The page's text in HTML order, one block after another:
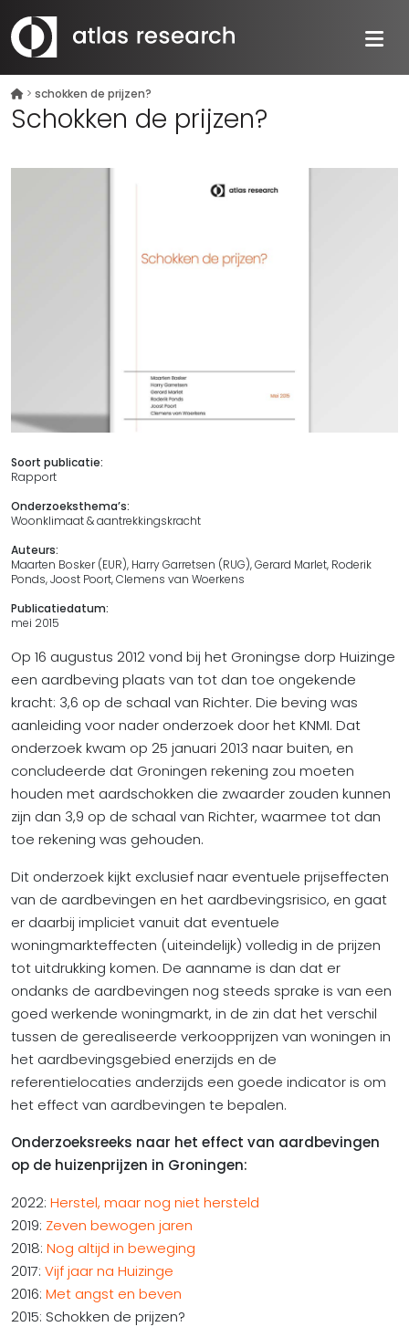
> schokken de prijzen?
Schokken de prijzen?
Soort publicatie:
Rapport
Onderzoeksthema’s:
Woonklimaat & aantrekkingskracht
Auteurs:
Maarten Bosker (EUR), Harry Garretsen (RUG), Gerard Marlet, Roderik
Ponds, Joost Poort, Clemens van Woerkens
Publicatiedatum:
mei 2015
Op 16 augustus 2012 vond bij het Groningse dorp Huizinge
een aardbeving plaats van tot dan toe ongekende
kracht: 3,6 op de schaal van Richter. Die beving was
aanleiding voor nader onderzoek door het KNMI. Dat
onderzoek kwam op 25 januari 2013 naar buiten, en
concludeerde dat Groningen rekening zou moeten
houden met aardschokken die zwaarder zouden kunnen
zijn dan 3,9 op de schaal van Richter, waarmee tot dan
toe rekening was gehouden.
Dit onderzoek kijkt exclusief naar eventuele prijseffecten
van de aardbevingen en het aardbevingsrisico, en gaat
er daarbij impliciet vanuit dat eventuele
woningmarkteffecten (uiteindelijk) volledig in de prijzen
tot uitdrukking komen. De aanname is dan dat er
ondanks de aardbevingen nog steeds sprake is van een
goed werkende woningmarkt, in de zin dat het verschil
tussen de gerealiseerde verkoopprijzen van woningen in
het aardbevingsgebied enerzijds en de
referentielocaties anderzijds een goede indicator is om
het effect van aardbevingen te bepalen.
Onderzoeksreeks naar het effect van aardbevingen
op de huizenprijzen in Groningen:
2022: Herstel, maar nog niet hersteld
2019: Zeven bewogen jaren
2018: Nog altijd in beweging
2017: Vijf jaar na Huizinge
2016: Met angst en beven
2015: Schokken de prijzen?